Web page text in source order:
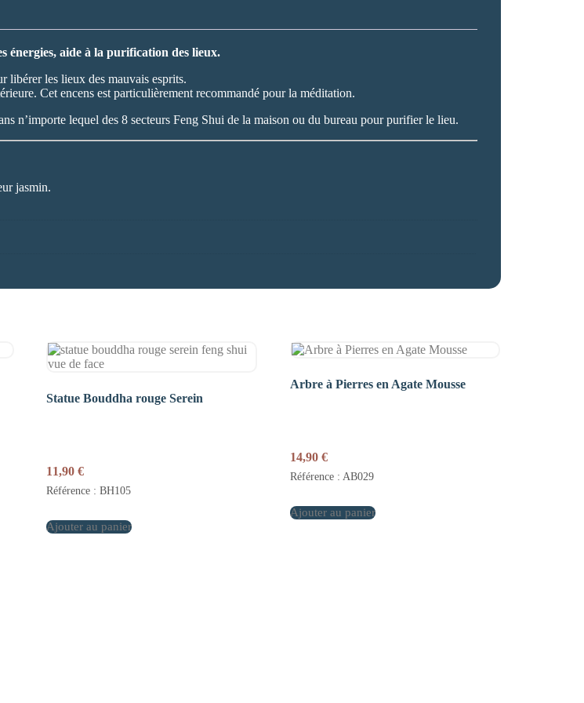
énergies, aide à la purification des lieux.
libérer les lieux des mauvais esprits.
Cet encens est particulièrement recommandé pour la méditation.
n’importe lequel des 8 secteurs Feng Shui de la maison ou du bureau pour purifier le lieu.
jasmin.
Statue Bouddha rouge Serein
11,90€
Référence : BH105
Ajouter au panier
Arbre à Pierres en Agate Mousse
14,90 €
Référence : AB029
Ajouter au panier